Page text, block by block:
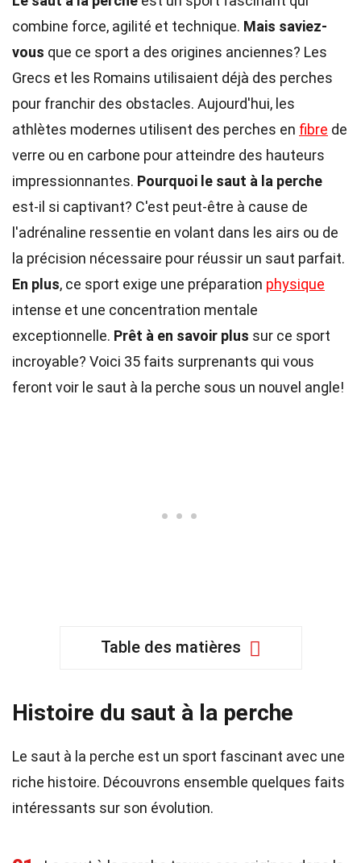
combine force, agilité et technique. Mais saviez-
vous que ce sport a des origines anciennes? Les
Grecs et les Romains utilisaient déjà des perches
pour franchir des obstacles. Aujourd'hui, les
athlètes modernes utilisent des perches en fibre de
verre ou en carbone pour atteindre des hauteurs
impressionnantes. Pourquoi le saut à la perche
est-il si captivant? C'est peut-être à cause de
l'adrénaline ressentie en volant dans les airs ou de
la précision nécessaire pour réussir un saut parfait.
En plus, ce sport exige une préparation physique
intense et une concentration mentale
exceptionnelle. Prêt à en savoir plus sur ce sport
incroyable? Voici 35 faits surprenants qui vous
feront voir le saut à la perche sous un nouvel angle!
Table des matières
Histoire du saut à la perche
Le saut à la perche est un sport fascinant avec une
riche histoire. Découvrons ensemble quelques faits
intéressants sur son évolution.